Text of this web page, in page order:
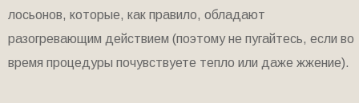
лосьонов, которые, как правило, обладают
разогревающим действием (поэтому не пугайтесь, если во
время процедуры почувствуете тепло или даже жжение).